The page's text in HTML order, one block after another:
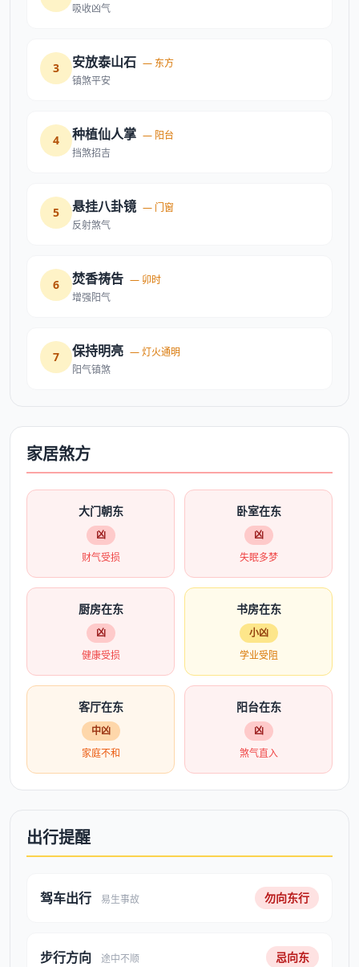
吸收凶气
3 安放泰山石 — 东方
镇煞平安
4 种植仙人掌 — 阳台
挡煞招吉
5 悬挂八卦镜 — 门窗
反射煞气
6 焚香祷告 — 卯时
增强阳气
7 保持明亮 — 灯火通明
阳气镇煞
家居煞方
大门朝东
凶
财气受损
卧室在东
凶
失眠多梦
厨房在东
凶
健康受损
书房在东
小凶
学业受阻
客厅在东
中凶
家庭不和
阳台在东
凶
煞气直入
出行提醒
驾车出行 易生事故 勿向东行
步行方向 途中不顺 忌向东